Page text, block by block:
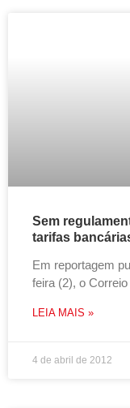
Sem
tarifas
Em reportagem
feira (2), o
LEIA MAIS »
4 de abril de 2012